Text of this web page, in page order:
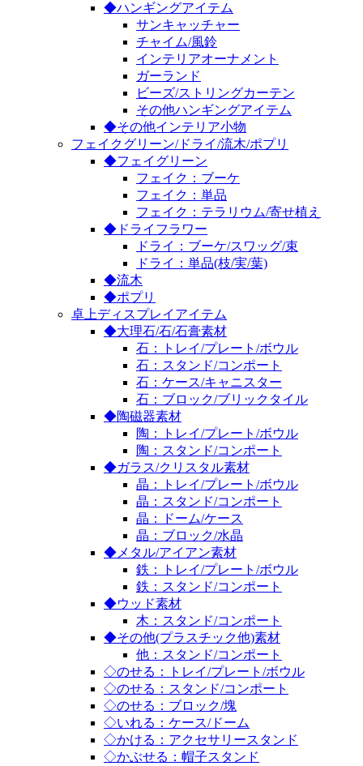
◆ハンギングアイテム
サンキャッチャー
チャイム/風鈴
インテリアオーナメント
ガーランド
ビーズ/ストリングカーテン
その他ハンギングアイテム
◆その他インテリア小物
フェイクグリーン/ドライ/流木/ポプリ
◆フェイグリーン
フェイク：ブーケ
フェイク：単品
フェイク：テラリウム/寄せ植え
◆ドライフラワー
ドライ：ブーケ/スワッグ/束
ドライ：単品(枝/実/葉)
◆流木
◆ポプリ
卓上ディスプレイアイテム
◆大理石/石/石膏素材
石：トレイ/プレート/ボウル
石：スタンド/コンポート
石：ケース/キャニスター
石：ブロック/ブリックタイル
◆陶磁器素材
陶：トレイ/プレート/ボウル
陶：スタンド/コンポート
◆ガラス/クリスタル素材
晶：トレイ/プレート/ボウル
晶：スタンド/コンポート
晶：ドーム/ケース
晶：ブロック/水晶
◆メタル/アイアン素材
鉄：トレイ/プレート/ボウル
鉄：スタンド/コンポート
◆ウッド素材
木：スタンド/コンポート
◆その他(プラスチック他)素材
他：スタンド/コンポート
◇のせる：トレイ/プレート/ボウル
◇のせる：スタンド/コンポート
◇のせる：ブロック/塊
◇いれる：ケース/ドーム
◇かける：アクセサリースタンド
◇かぶせる：帽子スタンド